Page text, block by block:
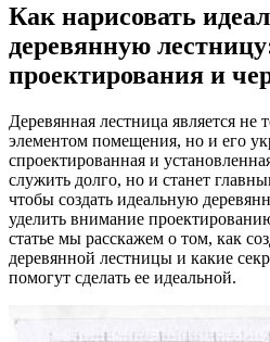
Как нарисовать
деревянную
проектирования и
Деревянная лестница является
элементом помещения, но и его
спроектированная и
служить долго, но и станет
чтобы создать идеальную
уделить внимание
статье мы расскажем о том, как
деревянной лестницы и какие
помогут сделать ее идеальной.